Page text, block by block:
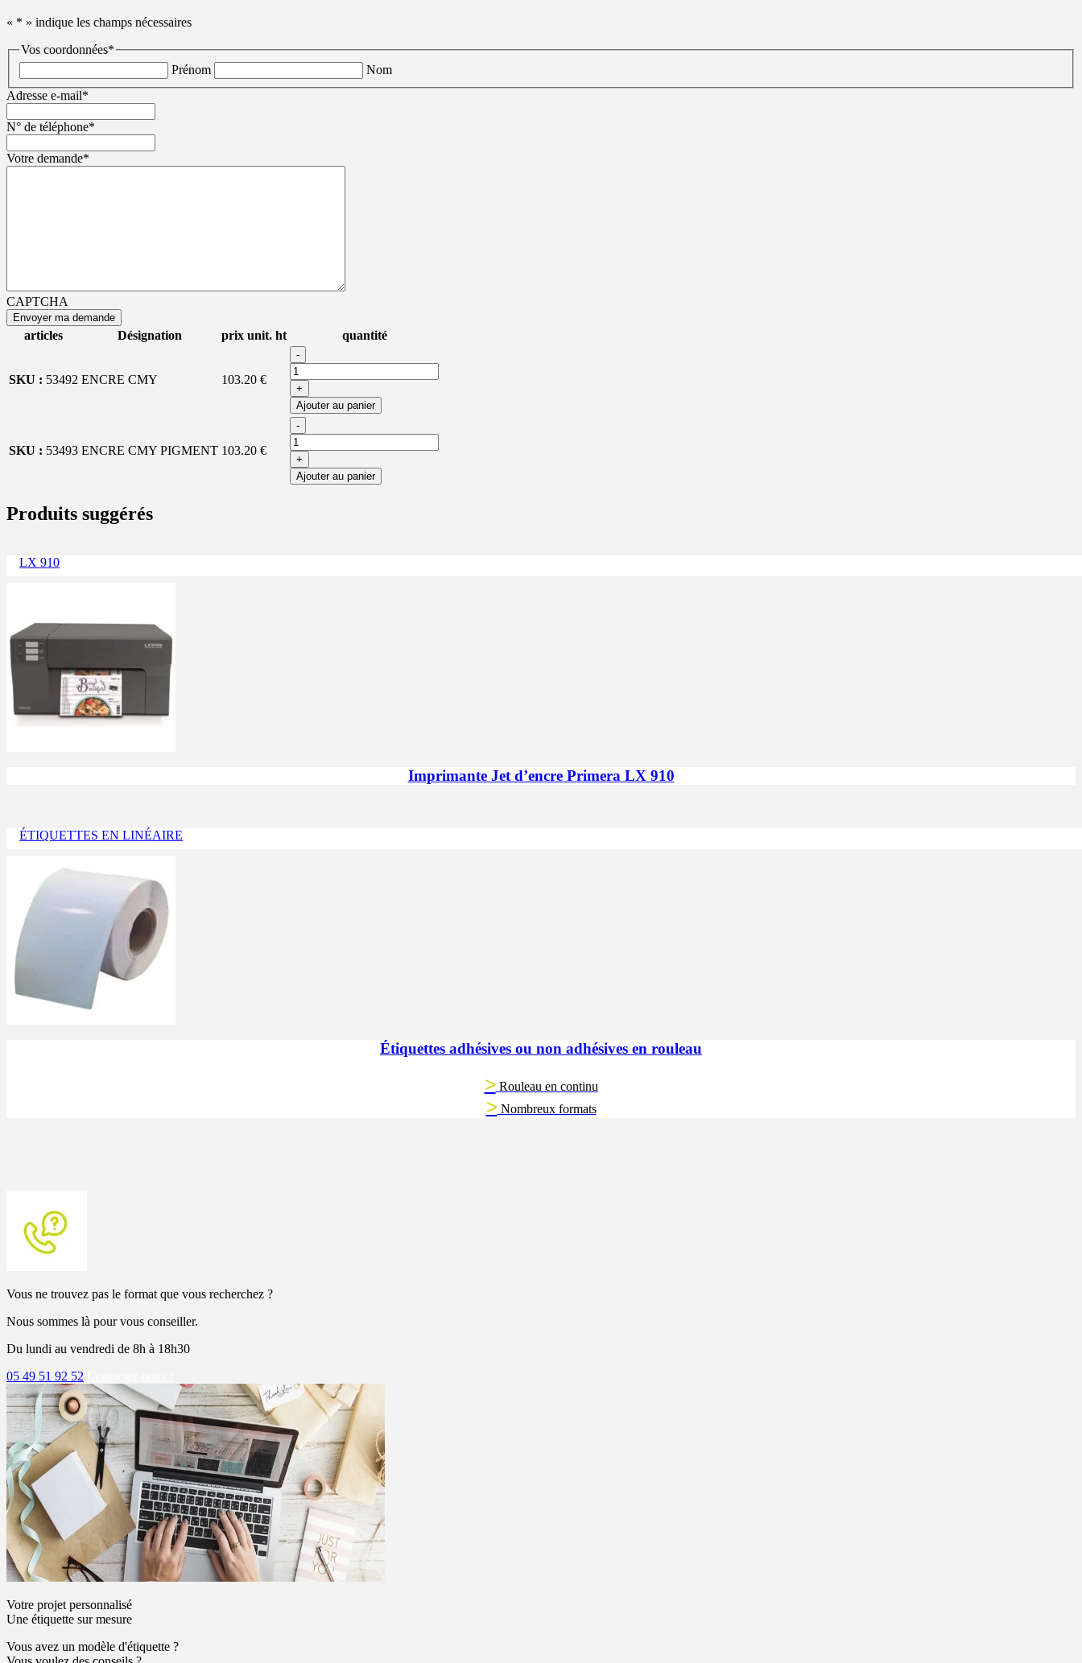
« * » indique les champs nécessaires
Vos coordonnées*
Prénom
Nom
Adresse e-mail*
N° de téléphone*
Votre demande*
CAPTCHA
articles Désignation prix unit. ht quantité
SKU : 53492 ENCRE CMY 103.20 €
-
+
Ajouter au panier
SKU : 53493 ENCRE CMY PIGMENT 103.20 €
-
+
Ajouter au panier
Produits suggérés
LX 910
Imprimante Jet d’encre Primera LX 910
ÉTIQUETTES EN LINÉAIRE
Étiquettes adhésives ou non adhésives en rouleau
> Rouleau en continu
> Nombreux formats
Vous ne trouvez pas le format que vous recherchez ?
Nous sommes là pour vous conseiller.
Du lundi au vendredi de 8h à 18h30
05 49 51 92 52
Votre projet personnalisé
Une étiquette sur mesure
Vous avez un modèle d'étiquette ?